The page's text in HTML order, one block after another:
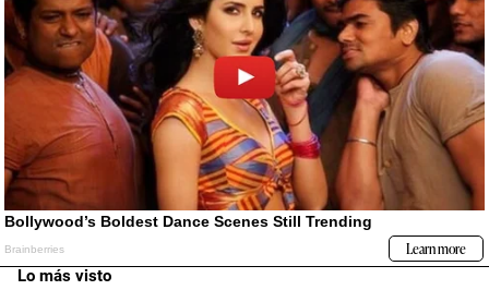
Lo más visto